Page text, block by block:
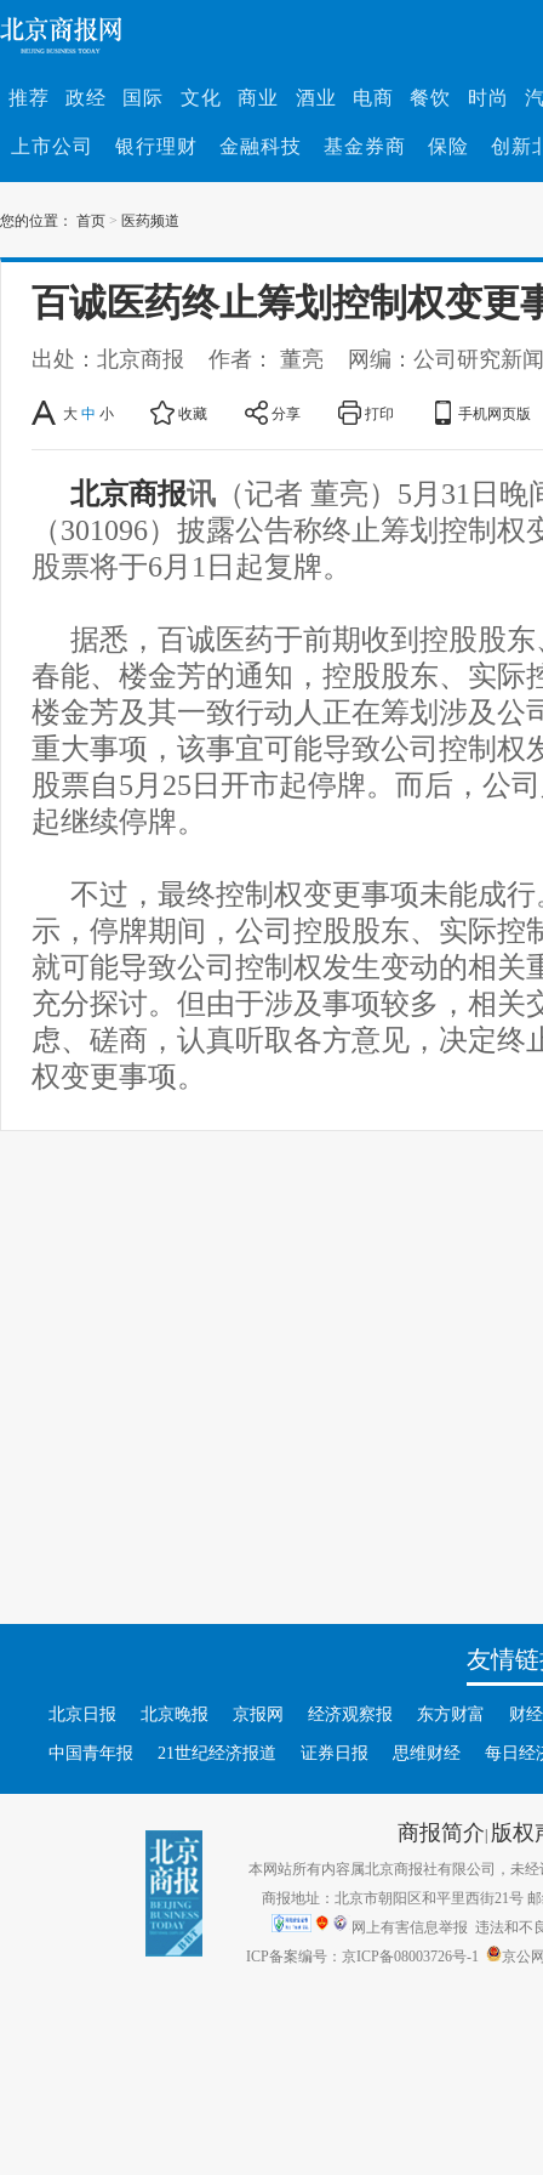
推荐 政经 国际 文化 商业 酒业 电商 餐饮 时尚
上市公司 银行理财 金融科技 基金券商 保险 创新
您的位置： 首页 > 医药频道
百诚医药终止筹划控制权变更
出处：北京商报 作者： 董亮 网编：公司研究新
大 中 小 收藏 分享 打印 手机网页版
北京商报讯 （记者 董亮）5月31日
（301096）披露公告称终止筹划控制权
股票将于6月1日起复牌。
据悉，百诚医药于前期收到控股股
春能、楼金芳的通知，控股股东、实际
楼金芳及其一致行动人正在筹划涉及公
重大事项，该事宜可能导致公司控制权
股票自5月25日开市起停牌。而后，公
起继续停牌。
不过，最终控制权变更事项未能成
示，停牌期间，公司控股股东、实际控
就可能导致公司控制权发生变动的相关
充分探讨。但由于涉及事项较多，相关
虑、磋商，认真听取各方意见，决定终
权变更事项。
友情
北京日报 北京晚报 京报网 经济观察报 东方财富 财
中国青年报 21世纪经济报道 证券日报 思维财经 每日经
商报简介| 版权
本网站所有内容属北京商报社有限公司，未经
商报地址：北京市朝阳区和平里西街21号
网上有害信息举报 违法和不
ICP备案编号：京ICP备08003726号-1
京公